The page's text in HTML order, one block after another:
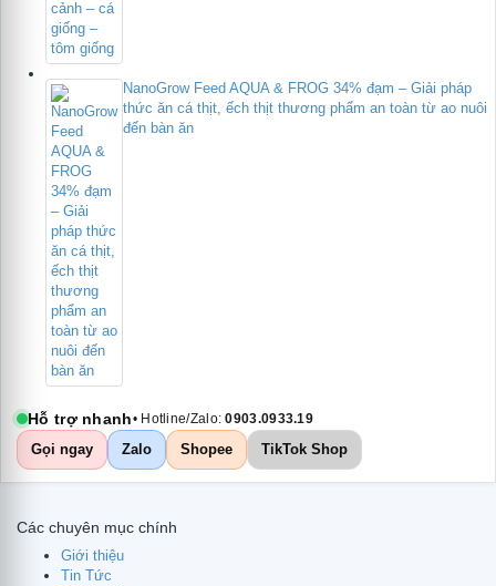
NanoGrow Feed AQUA & FROG 34% đạm – Giải pháp
thức ăn cá thịt, ếch thịt thương phẩm an toàn từ ao nuôi
đến bàn ăn
Hỗ trợ nhanh• Hotline/Zalo:0903.0933.19
Gọi ngay Zalo Shopee TikTok Shop
Các chuyên mục chính
Giới thiệu
Tin Tức